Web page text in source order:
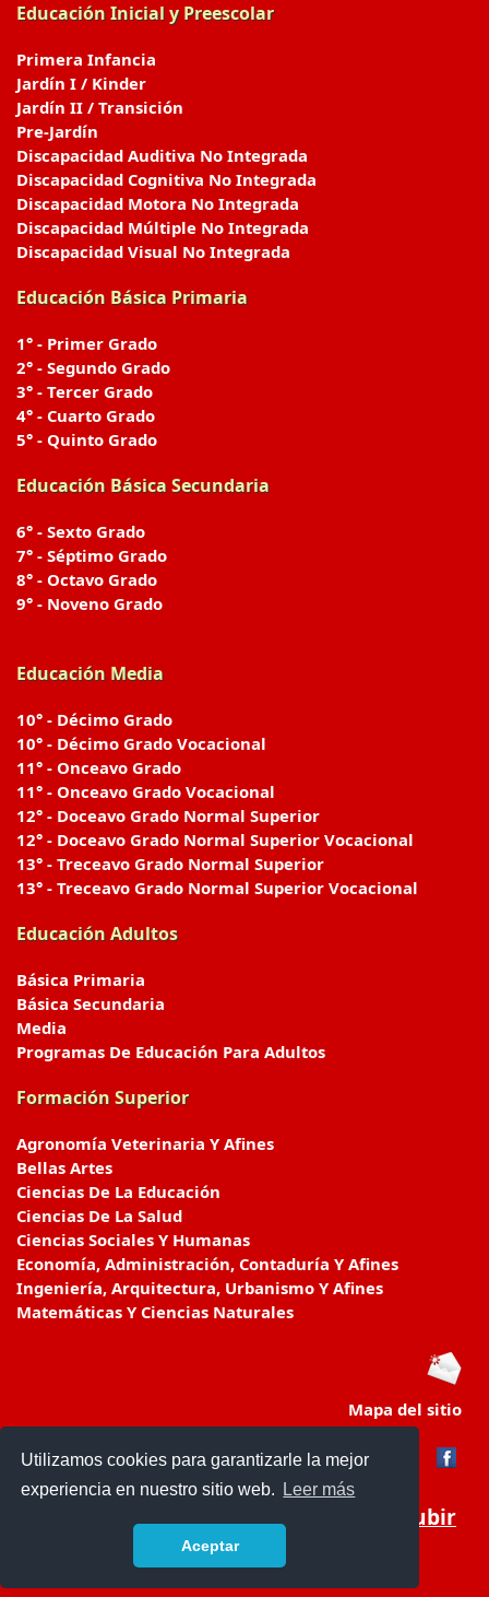
Utilizamos cookies para garantizarle la mejor
experiencia en nuestro sitio web.
Leer más
Aceptar
Educación Inicial y Preescolar
Primera Infancia
Jardín I / Kinder
Jardín II / Transición
Pre-Jardín
Discapacidad Auditiva No Integrada
Discapacidad Cognitiva No Integrada
Discapacidad Motora No Integrada
Discapacidad Múltiple No Integrada
Discapacidad Visual No Integrada
Educación Básica Primaria
1° - Primer Grado
2° - Segundo Grado
3° - Tercer Grado
4° - Cuarto Grado
5° - Quinto Grado
Educación Básica Secundaria
6° - Sexto Grado
7° - Séptimo Grado
8° - Octavo Grado
9° - Noveno Grado
Educación Media
10° - Décimo Grado
10° - Décimo Grado Vocacional
11° - Onceavo Grado
11° - Onceavo Grado Vocacional
12° - Doceavo Grado Normal Superior
12° - Doceavo Grado Normal Superior Vocacional
13° - Treceavo Grado Normal Superior
13° - Treceavo Grado Normal Superior Vocacional
Educación Adultos
Básica Primaria
Básica Secundaria
Media
Programas De Educación Para Adultos
Formación Superior
Agronomía Veterinaria Y Afines
Bellas Artes
Ciencias De La Educación
Ciencias De La Salud
Ciencias Sociales Y Humanas
Economía, Administración, Contaduría Y Afines
Ingeniería, Arquitectura, Urbanismo Y Afines
Matemáticas Y Ciencias Naturales
Mapa del sitio
Subir